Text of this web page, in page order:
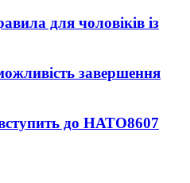
для чоловіків із
завершення
до НАТО8607